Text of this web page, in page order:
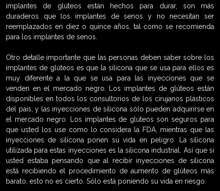
implantes de glúteos están hechos para durar, son más
duraderos que los implantes de senos y no necesitan ser
reemplazados en diez o quince años, tal como se recomienda
para los implantes de senos.
Otro detalle importante que las personas deben saber sobre los
implantes de glúteos es que la silicona que se usa para ellos es
muy diferente a la que se usa para las inyecciones que se
venden en el mercado negro. Los implantes de glúteos están
disponibles en todos los consultorios de los cirujanos plásticos
del país, y las inyecciones de silicona sólo pueden adquirirse en
el mercado negro. Los implantes de glúteos son seguros para
que usted los use como lo considera la FDA, mientras que las
inyecciones de silicona ponen su vida en peligro. La silicona
utilizada para estas inyecciones es la silicona industrial. Así que si
usted estaba pensando que al recibir inyecciones de silicona
está recibiendo el procedimiento de aumento de glúteos más
barato, esto no es cierto. Sólo está poniendo su vida en riesgo.